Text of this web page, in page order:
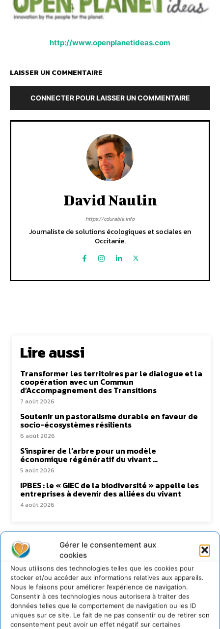
Gérer le consentement aux
cookies
Nous utilisons des technologies telles que les cookies pour
stocker et/ou accéder aux informations relatives aux appareils.
Nous le faisons pour améliorer l’expérience de navigation.
Consentir à ces technologies nous autorisera à traiter des
données telles que le comportement de navigation ou les ID
uniques sur ce site. Le fait de ne pas consentir ou de retirer son
consentement peut avoir un effet négatif sur certaines
http://www.openplanetideas.com
LAISSER UN COMMENTAIRE
CONNECTER POUR LAISSER UN COMMENTAIRE
David Naulin
https://cdurable.info
Journaliste de solutions écologiques et sociales en
Occitanie.
Lire aussi
Transformer les territoires par le dialogue et la
coopération avec un Commun
d’Accompagnement des Transitions
7 août 2026
Soutenir un pastoralisme durable en faveur de
socio-écosystèmes résilients
6 août 2026
S’inspirer de l’arbre pour un modèle
économique régénératif du vivant …
5 août 2026
IPBES : le « GIEC de la biodiversité » appelle les
entreprises à devenir des alliées du vivant
4 août 2026
Newsletter
JE M'ABONNE